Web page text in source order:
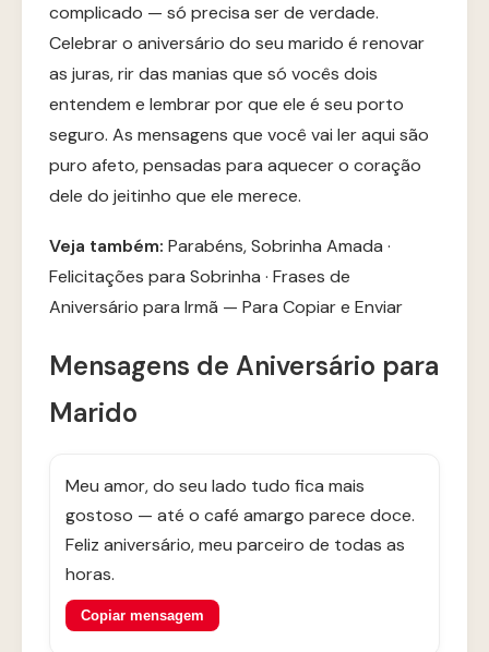
complicado — só precisa ser de verdade.
Celebrar o aniversário do seu marido é renovar
as juras, rir das manias que só vocês dois
entendem e lembrar por que ele é seu porto
seguro. As mensagens que você vai ler aqui são
puro afeto, pensadas para aquecer o coração
dele do jeitinho que ele merece.
Veja também: Parabéns, Sobrinha Amada ·
Felicitações para Sobrinha · Frases de
Aniversário para Irmã — Para Copiar e Enviar
Mensagens de Aniversário para
Marido
Meu amor, do seu lado tudo fica mais
gostoso — até o café amargo parece doce.
Feliz aniversário, meu parceiro de todas as
horas.
Copiar mensagem